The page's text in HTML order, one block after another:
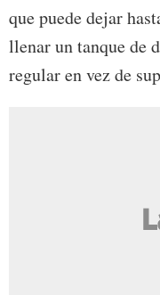
que puede dejar
llenar un tanque de
regular en vez de